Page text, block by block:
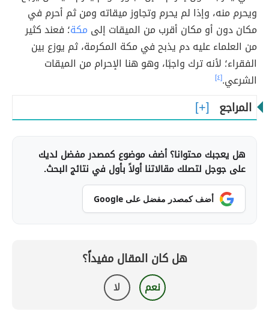
ويحرم منه، وإذا لم يحرم وتجاوز ميقاته ومن ثم أحرم في
مكان دون أو مكان أقرب من الميقات إلى مكة؛ فعند كثير
من العلماء عليه دم يذبح في مكة المكرمة، ثم يوزع بين
الفقراء؛ لأنه ترك واجبًا، وهو هنا الإحرام من الميقات
الشرعي.[٤]
المراجع
هل يعجبك محتوانا؟ أضف موضوع كمصدر مفضل لديك
على جوجل لتصلك مقالاتنا أولاً بأول في نتائج البحث.
أضف كمصدر مفضل على Google
هل كان المقال مفيداً؟
نعم لا